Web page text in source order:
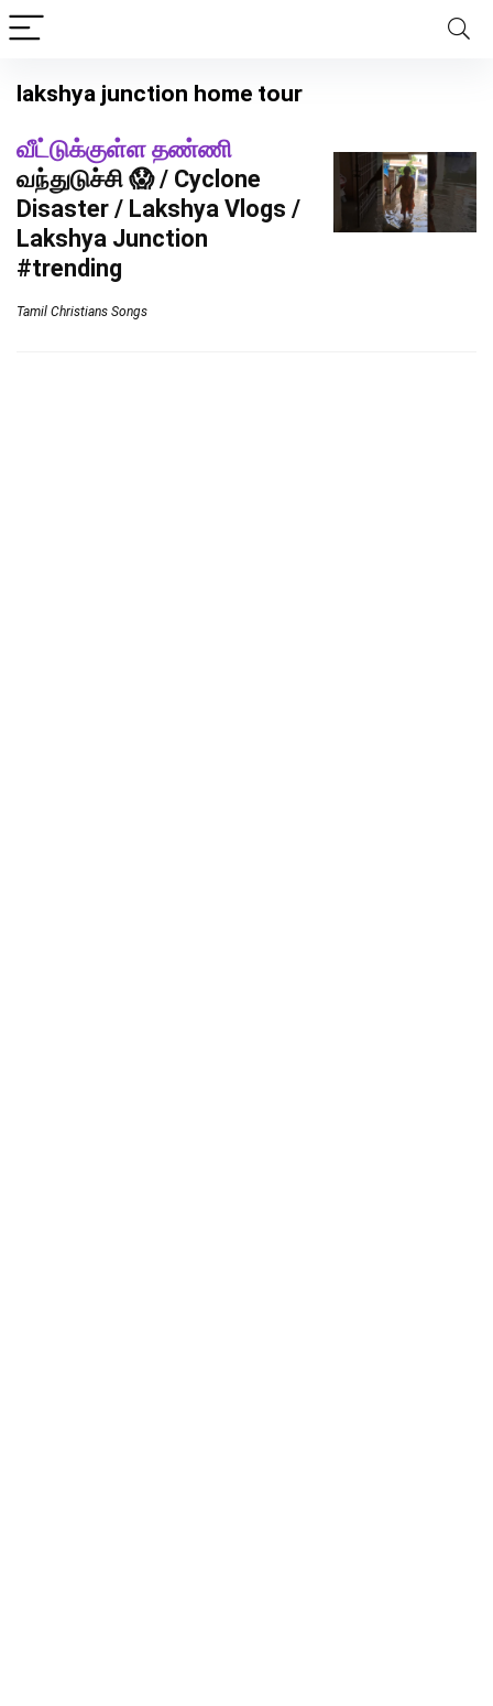
lakshya junction home tour
வீட்டுக்குள்ள தண்ணி
வந்துடுச்சி 😱 / Cyclone
Disaster / Lakshya Vlogs /
Lakshya Junction
#trending
Tamil Christians Songs